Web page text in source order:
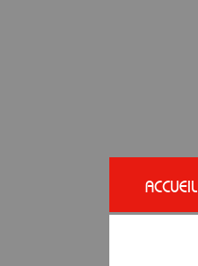
ACCUEIL